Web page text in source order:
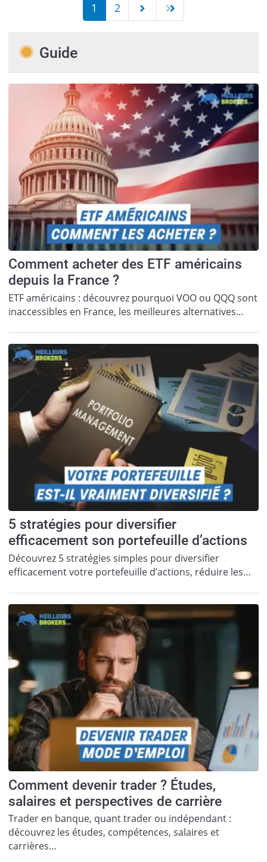
1 2
Guide
Comment acheter des ETF américains
depuis la France ?
ETF américains : découvrez pourquoi VOO ou QQQ sont
inaccessibles en France, les meilleures alternatives…
5 stratégies pour diversifier
efficacement son portefeuille d’actions
Découvrez 5 stratégies simples pour diversifier
efficacement votre portefeuille d’actions, réduire les…
Comment devenir trader ? Études,
salaires et perspectives de carrière
Trader en banque, quant trader ou indépendant :
découvrez les études, compétences, salaires et
carrières…